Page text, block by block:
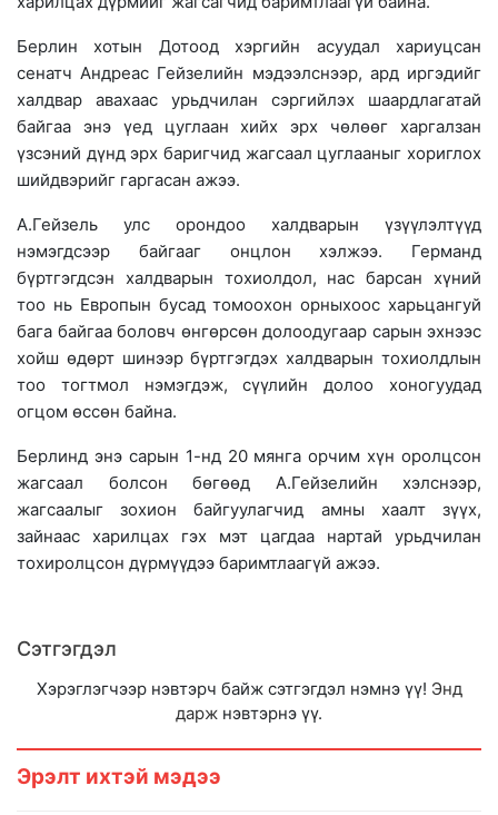
Берлин хотын Дотоод хэргийн асуудал хариуцсан
сенатч Андреас Гейзелийн мэдээлснээр, ард иргэдийг
халдвар авахаас урьдчилан сэргийлэх шаардлагатай
байгаа энэ үед цуглаан хийх эрх чөлөөг харгалзан
үзсэний дүнд эрх баригчид жагсаал цуглааныг хориглох
шийдвэрийг гаргасан ажээ.
А.Гейзель улс орондоо халдварын үзүүлэлтүүд
нэмэгдсээр байгааг онцлон хэлжээ. Германд
бүртгэгдсэн халдварын тохиолдол, нас барсан хүний
тоо нь Европын бусад томоохон орныхоос харьцангуй
бага байгаа боловч өнгөрсөн долоодугаар сарын эхнээс
хойш өдөрт шинээр бүртгэгдэх халдварын тохиолдлын
тоо тогтмол нэмэгдэж, сүүлийн долоо хоногуудад
огцом өссөн байна.
Берлинд энэ сарын 1-нд 20 мянга орчим хүн оролцсон
жагсаал болсон бөгөөд А.Гейзелийн хэлснээр,
жагсаалыг зохион байгуулагчид амны хаалт зүүх,
зайнаас харилцах гэх мэт цагдаа нартай урьдчилан
тохиролцсон дүрмүүдээ баримтлаагүй ажээ.
Сэтгэгдэл
Хэрэглэгчээр нэвтэрч байж сэтгэгдэл нэмнэ үү! Энд
дарж нэвтэрнэ үү.
Эрэлт ихтэй мэдээ